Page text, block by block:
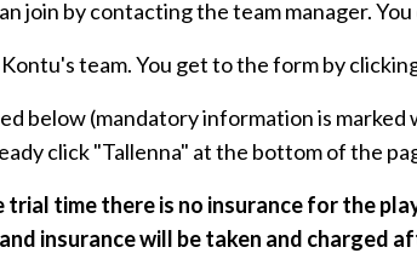
join by contacting the team manager.
team. You get to the form by
below (mandatory information is
click "Tallenna" at the bottom of the
time there is no insurance for the
insurance will be taken and charged